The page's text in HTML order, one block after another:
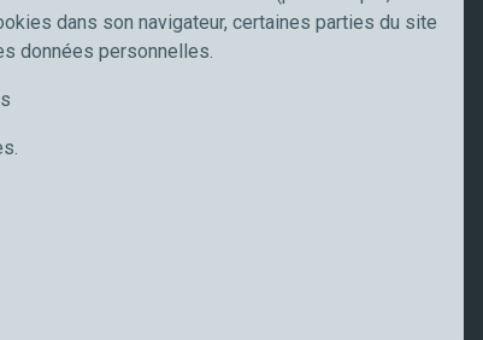
Restez à jour
dans son navigateur, certaines parties du site
données personnelles.